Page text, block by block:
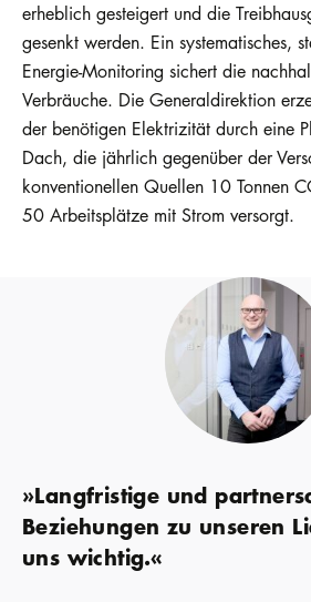
erheblich gesteigert und die
gesenkt werden. Ein systematisches,
Energie-Monitoring sichert die
Verbräuche. Die Generaldirektion
der benötigen Elektrizität durch eine
Dach, die jährlich gegenüber der
konventionellen Quellen 10 Tonnen
50 Arbeitsplätze mit Strom versorgt.
»Langfristige und
Beziehungen zu unseren
uns wichtig.«